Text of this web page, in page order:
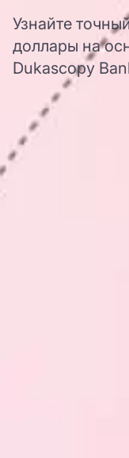
Узнайте
доллары на
Dukascopy